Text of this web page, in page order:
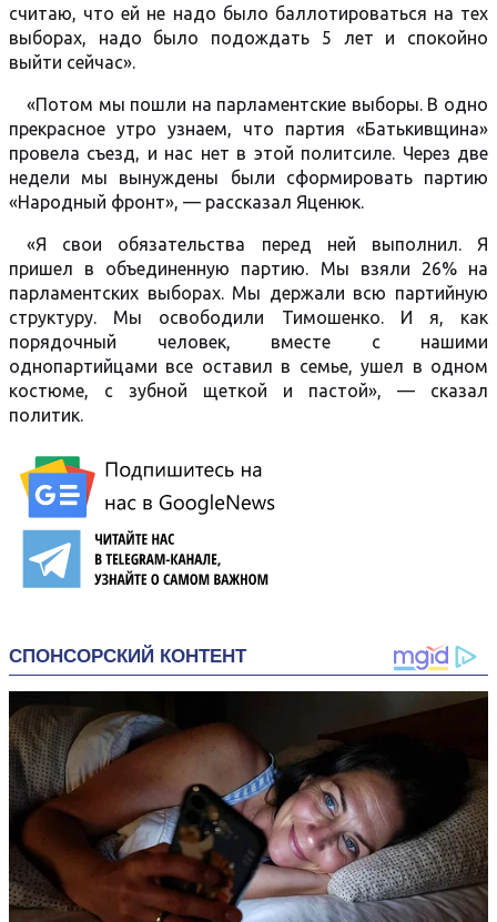
считаю, что ей не надо было баллотироваться на тех
выборах, надо было подождать 5 лет и спокойно
выйти сейчас».
«Потом мы пошли на парламентские выборы. В одно
прекрасное утро узнаем, что партия «Батькивщина»
провела съезд, и нас нет в этой политсиле. Через две
недели мы вынуждены были сформировать партию
«Народный фронт», — рассказал Яценюк.
«Я свои обязательства перед ней выполнил. Я
пришел в объединенную партию. Мы взяли 26% на
парламентских выборах. Мы держали всю партийную
структуру. Мы освободили Тимошенко. И я, как
порядочный человек, вместе с нашими
однопартийцами все оставил в семье, ушел в одном
костюме, с зубной щеткой и пастой», — сказал
политик.